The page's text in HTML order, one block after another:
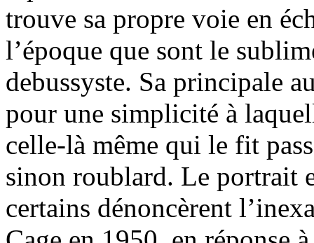
trouve sa propre voie en
l’époque que sont le
debussyste. Sa principale
pour une simplicité à
celle-là même qui le fit
sinon roublard. Le portrait
certains dénoncèrent